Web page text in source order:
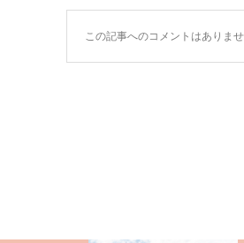
この記事へのコメントはありませ